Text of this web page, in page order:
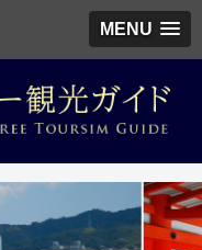
MENU